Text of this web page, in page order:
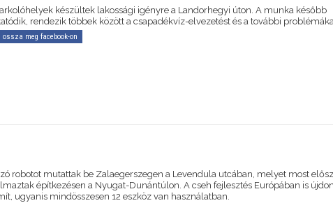
készültek lakossági igényre a Landorhegyi úton. A munka később
rendezik többek között a csapadékvíz-elvezetést és a további
ossza meg facebook-on
robotot mutattak be Zalaegerszegen a Levendula utcában, melyet most
építkezésen a Nyugat-Dunántúlon. A cseh fejlesztés Európában is
ugyanis mindösszesen 12 eszköz van használatban.